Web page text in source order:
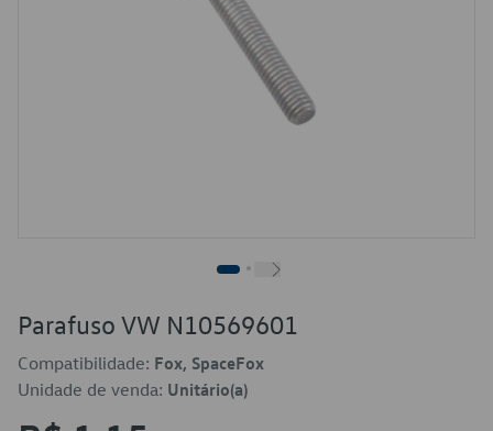
Parafuso VW N10569601
Compatibilidade: Fox, SpaceFox
Unidade de venda: Unitário(a)